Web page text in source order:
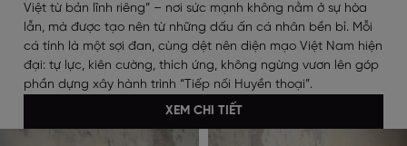
Việt từ bản lĩnh riêng” – nơi sức mạnh không nằm ở sự hòa
lẫn, mà được tạo nên từ những dấu ấn cá nhân bền bỉ. Mỗi
cá tính là một sợi đan, cùng dệt nên diện mạo Việt Nam hiện
đại: tự lực, kiên cường, thích ứng, không ngừng vươn lên góp
phần dựng xây hành trình “Tiếp nối Huyền thoại”.
XEM CHI TIẾT